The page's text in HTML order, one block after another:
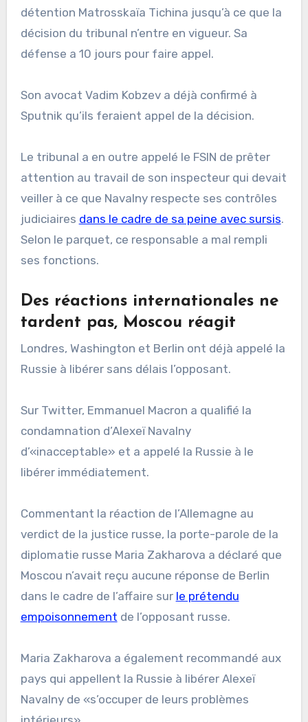
détention Matrosskaïa Tichina jusqu’à ce que la
décision du tribunal n’entre en vigueur. Sa
défense a 10 jours pour faire appel.
Son avocat Vadim Kobzev a déjà confirmé à
Sputnik qu’ils feraient appel de la décision.
Le tribunal a en outre appelé le FSIN de prêter
attention au travail de son inspecteur qui devait
veiller à ce que Navalny respecte ses contrôles
judiciaires dans le cadre de sa peine avec sursis.
Selon le parquet, ce responsable a mal rempli
ses fonctions.
Des réactions internationales ne
tardent pas, Moscou réagit
Londres, Washington et Berlin ont déjà appelé la
Russie à libérer sans délais l’opposant.
Sur Twitter, Emmanuel Macron a qualifié la
condamnation d’Alexeï Navalny
d’«inacceptable» et a appelé la Russie à le
libérer immédiatement.
Commentant la réaction de l’Allemagne au
verdict de la justice russe, la porte-parole de la
diplomatie russe Maria Zakharova a déclaré que
Moscou n’avait reçu aucune réponse de Berlin
dans le cadre de l’affaire sur le prétendu
empoisonnement de l’opposant russe.
Maria Zakharova a également recommandé aux
pays qui appellent la Russie à libérer Alexeï
Navalny de «s’occuper de leurs problèmes